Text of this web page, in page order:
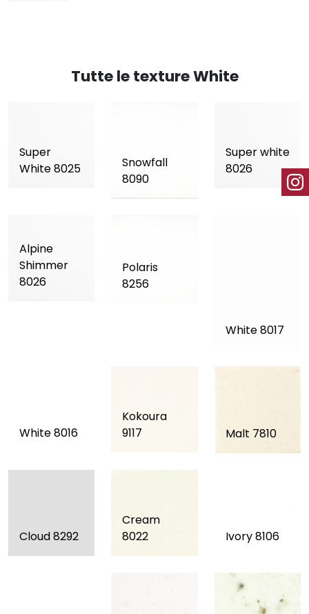
Tutte le texture White
Super
White 8025
Snowfall
8090
Super white
8026
Alpine
Shimmer
8026
Polaris
8256
White 8017
White 8016
Kokoura
9117
Malt 7810
Cloud 8292
Cream
8022
Ivory 8106